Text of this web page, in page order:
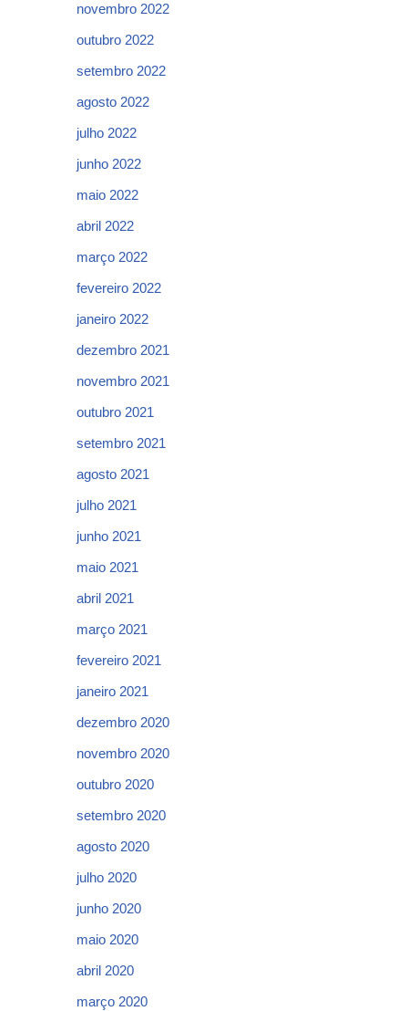
novembro 2022
outubro 2022
setembro 2022
agosto 2022
julho 2022
junho 2022
maio 2022
abril 2022
março 2022
fevereiro 2022
janeiro 2022
dezembro 2021
novembro 2021
outubro 2021
setembro 2021
agosto 2021
julho 2021
junho 2021
maio 2021
abril 2021
março 2021
fevereiro 2021
janeiro 2021
dezembro 2020
novembro 2020
outubro 2020
setembro 2020
agosto 2020
julho 2020
junho 2020
maio 2020
abril 2020
março 2020